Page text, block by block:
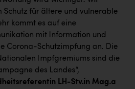
GmbH
und Motorhotels
Schutz für ältere und vulnerable
kommt es auf eine
mit Information und
Corona-Schutzimpfung an. Die
Impfgremiums sind die
des Landes“,
LH-Stv.in Mag.a